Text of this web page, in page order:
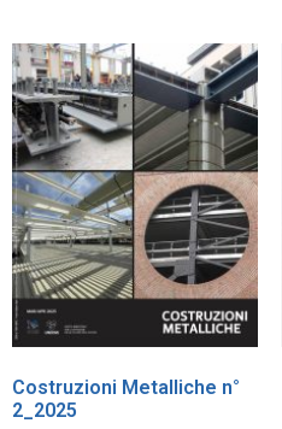
Costruzioni Metalliche n°
2_2025